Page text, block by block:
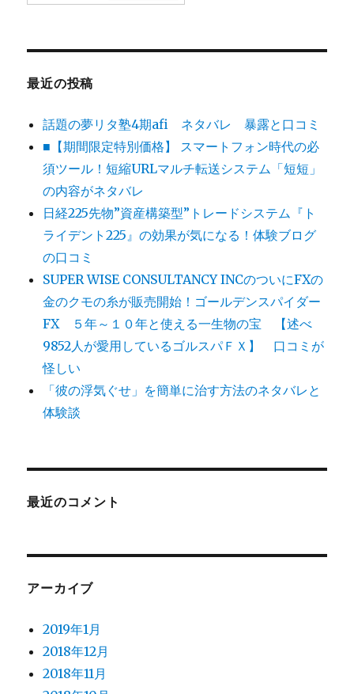
最近の投稿
話題の夢リタ塾4期afi ネタバレ 暴露と口コミ
■【期間限定特別価格】 スマートフォン時代の必
須ツール！短縮URLマルチ転送システム「短短」
の内容がネタバレ
日経225先物”資産構築型”トレードシステム『ト
ライデント225』の効果が気になる！体験ブログ
の口コミ
SUPER WISE CONSULTANCY INCのついにFXの
金のクモの糸が販売開始！ゴールデンスパイダー
FX ５年～１０年と使える一生物の宝 【述べ
9852人が愛用しているゴルスパＦＸ】 口コミが
怪しい
「彼の浮気ぐせ」を簡単に治す方法のネタバレと
体験談
最近のコメント
アーカイブ
2019年1月
2018年12月
2018年11月